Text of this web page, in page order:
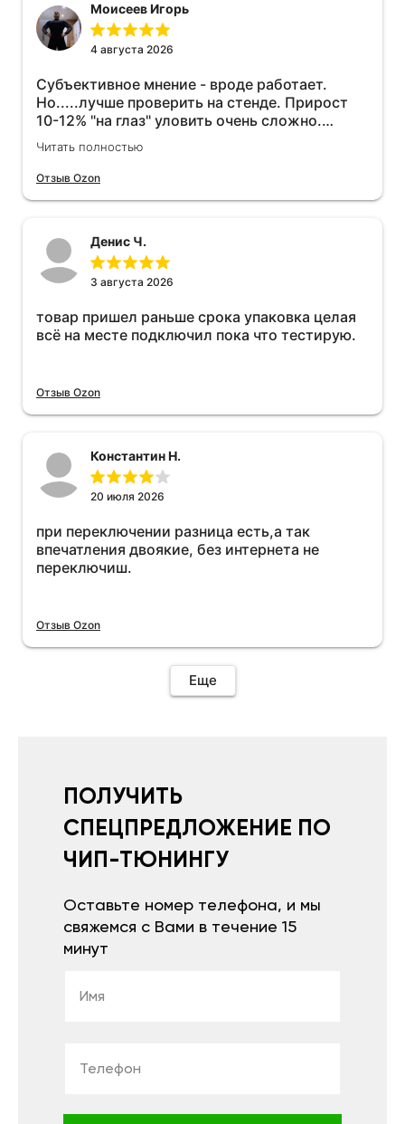
Моисеев Игорь
4 августа 2026
Субъективное мнение - вроде работает.
Но.....лучше проверить на стенде. Прирост
10-12% "на глаз" уловить очень сложно.
Покатаюсь, потом отключу и посмотрю, что
будет 😁.
Читать полностью
Отзыв Ozon
Денис Ч.
3 августа 2026
товар пришел раньше срока упаковка целая
всё на месте подключил пока что тестирую.
Отзыв Ozon
Константин Н.
20 июля 2026
при переключении разница есть,а так
впечатления двоякие, без интернета не
переключиш.
Отзыв Ozon
Еще
ПОЛУЧИТЬ
СПЕЦПРЕДЛОЖЕНИЕ ПО
ЧИП-ТЮНИНГУ
Оставьте номер телефона, и мы
свяжемся с Вами в течение 15
минут